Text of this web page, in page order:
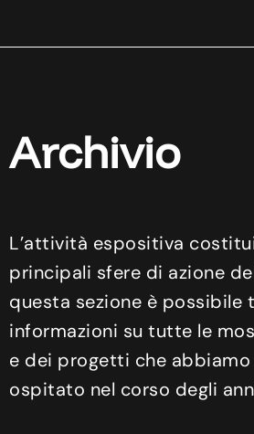
Archivio
L’attività espositiva
principali sfere di azione
questa sezione è possibile
informazioni su tutte le
e dei progetti che
ospitato nel corso degli